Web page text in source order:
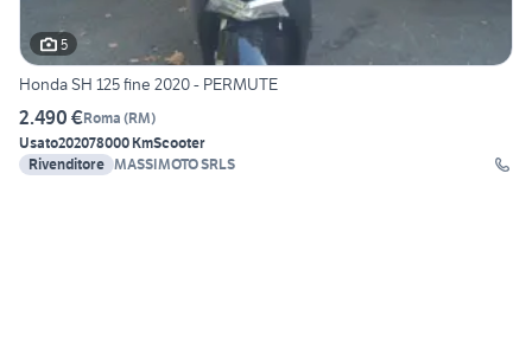
5
Honda SH 125 fine 2020 - PERMUTE
2.490 €Roma (RM)
Usato202078000 KmScooter
Rivenditore MASSIMOTO SRLS